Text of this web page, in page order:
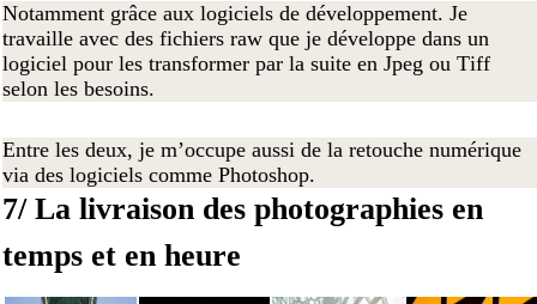
Notamment grâce aux logiciels de développement. Je
travaille avec des fichiers raw que je développe dans un
logiciel pour les transformer par la suite en Jpeg ou Tiff
selon les besoins.
Entre les deux, je m’occupe aussi de la retouche numérique
via des logiciels comme Photoshop.
7/ La livraison des photographies en
temps et en heure